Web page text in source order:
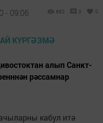
- 09:06 882 0 0
алып Санкт-
рәссамнар
кабул итә